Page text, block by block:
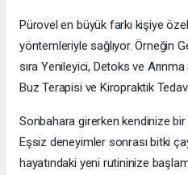
Pürovel en büyük farkı kişiye
yöntemleriyle sağlıyor. Örneğin
sıra Yenileyici, Detoks ve Arınma
Buz Terapisi ve Kiropraktik
Sonbahara girerken kendinize bir
Eşsiz deneyimler sonrası bitki
hayatındaki yeni rutininize